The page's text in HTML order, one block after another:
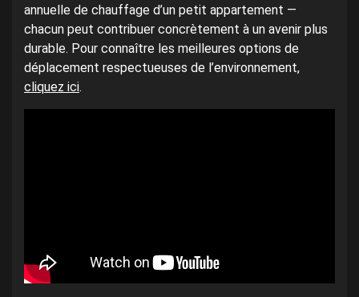
annuelle de chauffage d’un petit appartement —
chacun peut contribuer concrètement à un avenir plus
durable. Pour connaître les meilleures options de
déplacement respectueuses de l’environnement,
cliquez ici.